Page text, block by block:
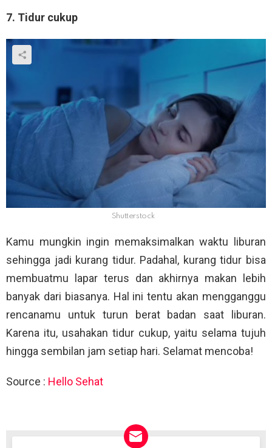
7. Tidur cukup
Shutterstock
Kamu mungkin ingin memaksimalkan waktu liburan
sehingga jadi kurang tidur. Padahal, kurang tidur bisa
membuatmu lapar terus dan akhirnya makan lebih
banyak dari biasanya. Hal ini tentu akan mengganggu
rencanamu untuk turun berat badan saat liburan.
Karena itu, usahakan tidur cukup, yaitu selama tujuh
hingga sembilan jam setiap hari. Selamat mencoba!
Source : Hello Sehat